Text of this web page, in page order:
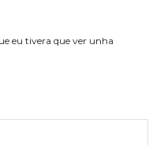
eu tivera que ver unha